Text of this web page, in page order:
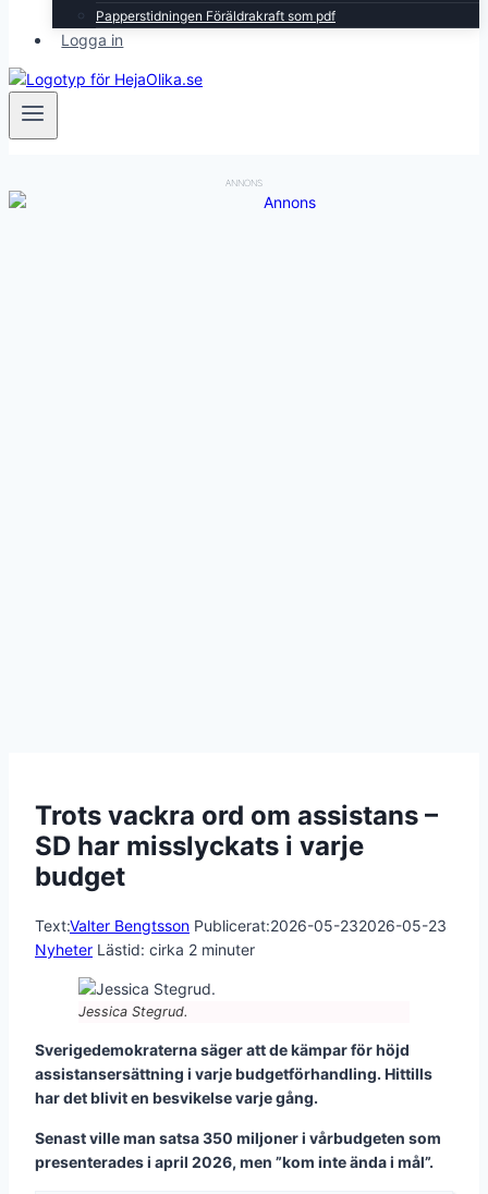
Papperstidningen Föräldrakraft som pdf
Logga in
ANNONS
Trots vackra ord om assistans –
SD har misslyckats i varje
budget
Text:Valter Bengtsson Publicerat:2026-05-232026-05-23
Nyheter Lästid: cirka 2 minuter
Jessica Stegrud.
Sverigedemokraterna säger att de kämpar för höjd
assistansersättning i varje budgetförhandling. Hittills
har det blivit en besvikelse varje gång.
Senast ville man satsa 350 miljoner i vårbudgeten som
presenterades i april 2026, men ”kom inte ända i mål”.